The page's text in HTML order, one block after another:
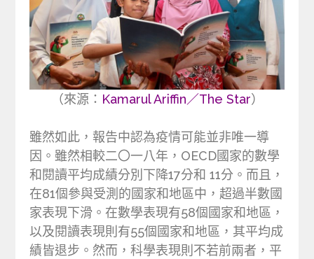
（來源： Kamarul Ariffin／The Star）
雖然如此，報告中認為疫情可能並非唯一導
因。雖然相較二〇一八年，OECD國家的數學
和閱讀平均成績分別下降17分和 11分。而且，
在81個參與受測的國家和地區中，超過半數國
家表現下滑。在數學表現有58個國家和地區，
以及閱讀表現則有55個國家和地區，其平均成
績皆退步。然而，科學表現則不若前兩者，平